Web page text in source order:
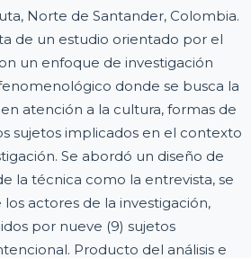
Norte de Santander, Colombia.
de un estudio orientado por el
un enfoque de investigación
donde se busca la
atención a la cultura, formas de
sujetos implicados en el contexto
Se abordó un diseño de
la técnica como la entrevista, se
actores de la investigación,
por nueve (9) sujetos
Producto del análisis e